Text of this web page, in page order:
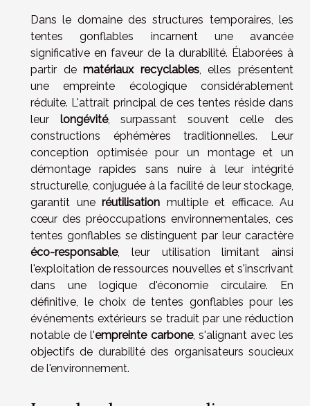
Dans le domaine des structures temporaires, les
tentes gonflables incarnent une avancée
significative en faveur de la durabilité. Élaborées à
partir dematériaux recyclables, elles présentent
une empreinte écologique considérablement
réduite. L'attrait principal de ces tentes réside dans
leur longévité, surpassant souvent celle des
constructions éphémères traditionnelles. Leur
conception optimisée pour un montage et un
démontage rapides sans nuire à leur intégrité
structurelle, conjuguée à la facilité de leur stockage,
garantit une réutilisation multiple et efficace. Au
cœur des préoccupations environnementales, ces
tentes gonflables se distinguent par leur caractère
éco-responsable, leur utilisation limitant ainsi
l'exploitation de ressources nouvelles et s'inscrivant
dans une logique d'économie circulaire. En
définitive, le choix de tentes gonflables pour les
événements extérieurs se traduit par une réduction
notable de l'empreinte carbone, s'alignant avec les
objectifs de durabilité des organisateurs soucieux
de l'environnement.